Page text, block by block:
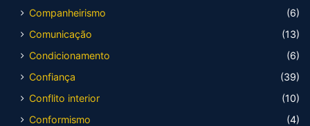
Companheirismo
(6)
Comunicação
(13)
Condicionamento
(6)
Confiança
(39)
Conflito interior
(10)
Conformismo
(4)